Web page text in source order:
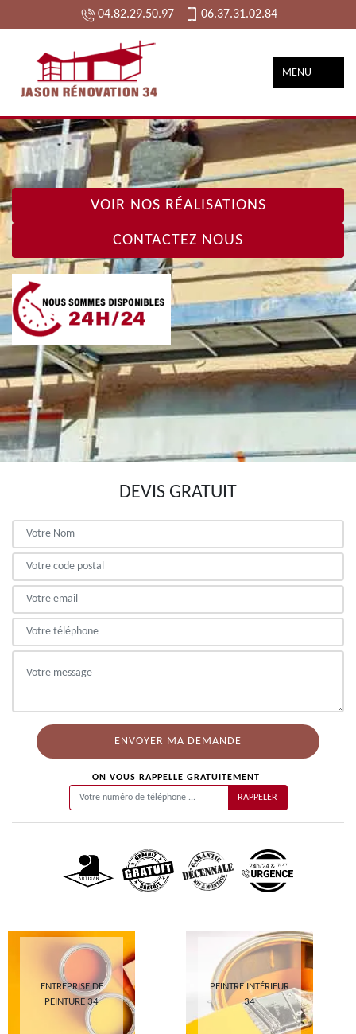
04.82.29.50.97 06.37.31.02.84
MENU
VOIR NOS RÉALISATIONS
CONTACTEZ NOUS
DEVIS GRATUIT
ON VOUS RAPPELLE GRATUITEMENT
ENTREPRISE DE
PEINTURE 34
PEINTRE INTÉRIEUR
34